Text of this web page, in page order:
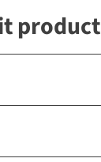
product